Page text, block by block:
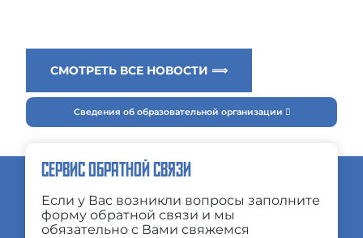
СМОТРЕТЬ ВСЕ НОВОСТИ ⟹
Сведения об образовательной организации
СЕРВИС ОБРАТНОЙ СВЯЗИ
Если у Вас возникли вопросы заполните
форму обратной связи и мы
обязательно с Вами свяжемся